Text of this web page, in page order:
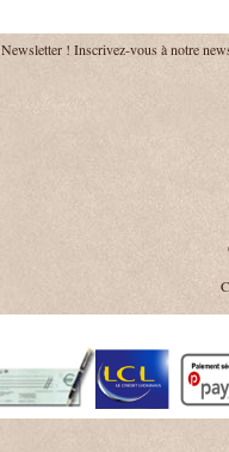
Newsletter ! Inscrivez-vous à notre